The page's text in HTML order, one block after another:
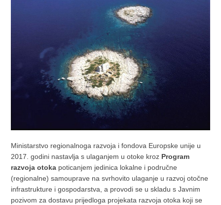
Ministarstvo regionalnoga razvoja i fondova Europske unije u
2017. godini nastavlja s ulaganjem u otoke kroz Program
razvoja otoka poticanjem jedinica lokalne i područne
(regionalne) samouprave na svrhovito ulaganje u razvoj otočne
infrastrukture i gospodarstva, a provodi se u skladu s Javnim
pozivom za dostavu prijedloga projekata razvoja otoka koji se